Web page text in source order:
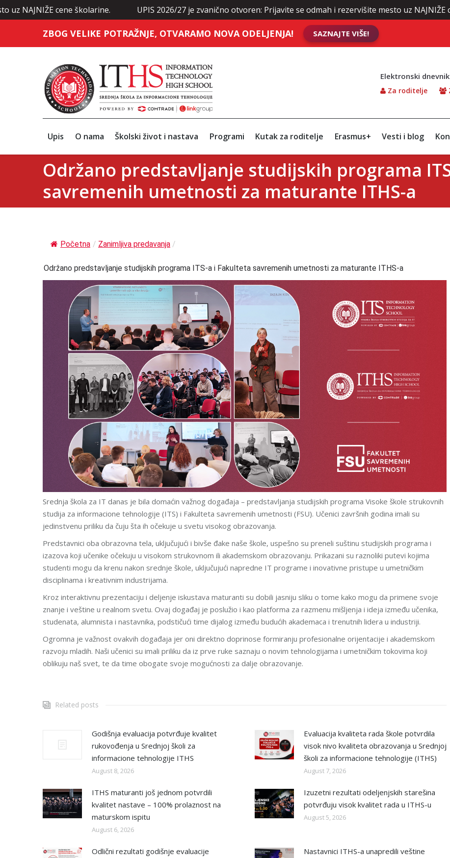
cene školarine. UPIS 2026/27 je zvanično otvoren: Prijavite se odmah i rezervišite mesto uz NAJNIŽE cene
ZBOG VELIKE POTRAŽNJE, OTVARAMO NOVA ODELJENJA! SAZNAJTE VIŠE!
Elektronski dnevnik
Za roditelje
Upis O nama Školski život i nastava Programi Kutak za roditelje Erasmus+ Vesti i blog
Održano predstavljanje studijskih programa
savremenih umetnosti za maturante ITHS-a
Početna / Zanimljiva predavanja /
Održano predstavljanje studijskih programa ITS-a i Fakulteta savremenih umetnosti za maturante ITHS-a
Srednja škola za IT danas je bila domaćin važnog događaja – predstavljanja studijskih programa Visoke škole strukovnih
studija za informacione tehnologije (ITS) i Fakulteta savremenih umetnosti (FSU). Učenici završnih godina imali su
jedinstvenu priliku da čuju šta ih očekuje u svetu visokog obrazovanja.
Predstavnici oba obrazovna tela, uključujući i bivše đake naše škole, uspešno su preneli suštinu studijskih programa i
izazova koji učenike očekuju u visokom strukovnom ili akademskom obrazovanju. Prikazani su raznoliki putevi kojima
studenti mogu da krenu nakon srednje škole, uključujući napredne IT programe i inovativne pristupe u umetničkim
disciplinama i kreativnim industrijama.
Kroz interaktivnu prezentaciju i deljenje iskustava maturanti su dobili jasniju sliku o tome kako mogu da primene svoje
znanje i veštine u realnom svetu. Ovaj događaj je poslužio i kao platforma za razmenu mišljenja i ideja između učenika,
studenata, alumnista i nastavnika, podstičući time dijalog između budućih akademaca i trenutnih lidera u industriji.
Ogromna je važnost ovakvih događaja jer oni direktno doprinose formiranju profesionalne orijentacije i akademskom
razvoju mladih. Naši učenici su imali priliku da iz prve ruke saznaju o novim tehnologijama i umetničkim tokovima koji
oblikuju naš svet, te da time obogate svoje mogućnosti za dalje obrazovanje.
Related posts
Godišnja evaluacija potvrđuje kvalitet
rukovođenja u Srednjoj školi za
informacione tehnologije ITHS
August 8, 2026
Evaluacija kvaliteta rada škole potvrdila
visok nivo kvaliteta obrazovanja u Srednjoj
školi za informacione tehnologije (ITHS)
August 7, 2026
ITHS maturanti još jednom potvrdili
kvalitet nastave – 100% prolaznost na
maturskom ispitu
August 6, 2026
Izuzetni rezultati odeljenjskih starešina
potvrđuju visok kvalitet rada u ITHS-u
August 5, 2026
Odlični rezultati godišnje evaluacije
Nastavnici ITHS-a unapredili veštine